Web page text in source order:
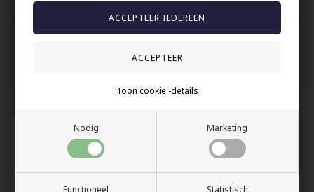
Nodig Marketing
Functioneel Statistisch
Toon cookie -details
Anderen gekocht hebben ook